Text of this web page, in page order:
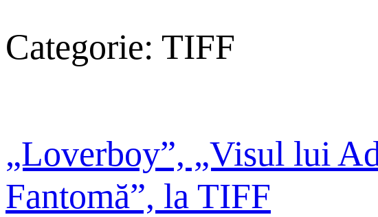
Categorie: TIFF
„Loverboy”, „Visul lui
Fantomă”, la TIFF